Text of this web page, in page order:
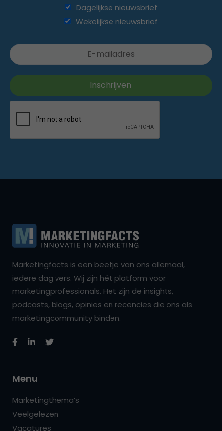
Dagelijkse nieuwsbrief
Wekelijkse nieuwsbrief
Marketingfacts is een beetje van ons allemaal,
iedere dag vers. Wij zijn hét platform voor
marketingprofessionals. Het zijn de insights,
podcasts, blogs, opinies en recencies die ons als
marketingcommunity binden.
Menu
Marketingthema’s
Veelgelezen
Vacatures